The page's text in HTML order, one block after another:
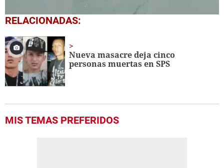
0
seconds
24
seconds
RELACIONADAS:
Nueva masacre deja cinco
personas muertas en SPS
MIS TEMAS PREFERIDOS